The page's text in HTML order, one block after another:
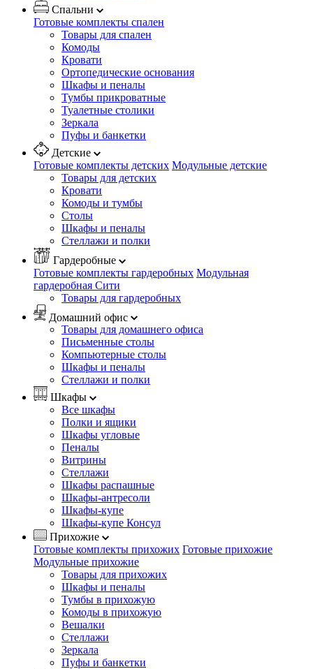
Спальни
Готовые комплекты спален
Товары для спален
Комоды
Кровати
Ортопедические основания
Шкафы и пеналы
Тумбы прикроватные
Туалетные столики
Зеркала
Пуфы и банкетки
Детские
Готовые комплекты детских Модульные детские
Товары для детских
Кровати
Комоды и тумбы
Столы
Шкафы и пеналы
Стеллажи и полки
Гардеробные
Готовые комплекты гардеробных Модульная
гардеробная Сити
Товары для гардеробных
Домашний офис
Товары для домашнего офиса
Письменные столы
Компьютерные столы
Шкафы и пеналы
Стеллажи и полки
Шкафы
Все шкафы
Полки и ящики
Шкафы угловые
Пеналы
Витрины
Стеллажи
Шкафы распашные
Шкафы-антресоли
Шкафы-купе
Шкафы-купе Консул
Прихожие
Готовые комплекты прихожих Готовые прихожие
Модульные прихожие
Товары для прихожих
Шкафы и пеналы
Тумбы в прихожую
Комоды в прихожую
Вешалки
Стеллажи
Зеркала
Пуфы и банкетки